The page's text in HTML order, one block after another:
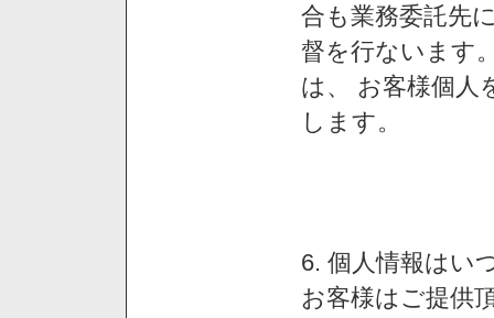
合も業務委託先
督を行ないます
は、 お客様個人
します。
6. 個人情報はい
お客様はご提供